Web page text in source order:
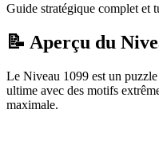
Guide stratégique complet et
📝 Aperçu du
Le Niveau 1099 est un puzzle
ultime avec des motifs
maximale.